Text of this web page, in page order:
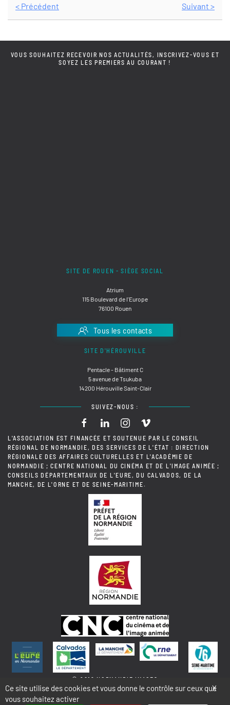
< Précédent Suivant >
VOUS SOUHAITEZ RECEVOIR NOS ACTUALITÉS, INSCRIVEZ-VOUS ET
SOYEZ LES PREMIERS AU COURANT !
SITE DE ROUEN - SIÈGE SOCIAL
Atrium
115 Boulevard de l'Europe
76100 Rouen
Tous les contacts
SITE D'HÉROUVILLE
Pentacle - Bâtiment C
5 avenue de Tsukuba
14200 Hérouville Saint-Clair
SUIVEZ-NOUS :
L'ASSOCIATION EST FINANCÉE ET SOUTENUE PAR LE CONSEIL
RÉGIONAL DE NORMANDIE, DES SERVICES DE L'ÉTAT : DIRECTION
RÉGIONALE DES AFFAIRES CULTURELLES ET L'ACADÉMIE DE
NORMANDIE ; CENTRE NATIONAL DU CINÉMA ET DE L'IMAGE ANIMÉE ;
CONSEILS DÉPARTEMENTAUX DE L'EURE, DU CALVADOS, DE LA
MANCHE, DE L'ORNE ET DE SEINE-MARITIME.
© 2018 NORMANDIE IMAGES
X
Ce site utilise des cookies et vous donne le contrôle sur ceux que
vous souhaitez activer